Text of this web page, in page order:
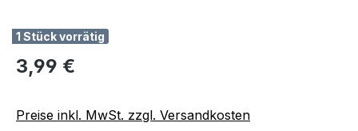
1 Stück vorrätig
Regulärer Preis:
3,99 €
Preise inkl. MwSt. zzgl. Versandkosten